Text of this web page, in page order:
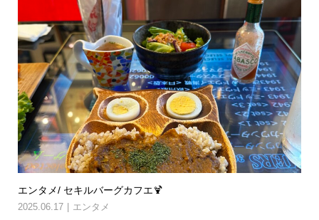
エンタメ/ セキルバーグカフエ🍹
2025.06.17 エンタメ